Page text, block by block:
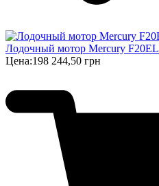
Лодочный мотор Mercury F20EL
Цена:198 244,50 грн